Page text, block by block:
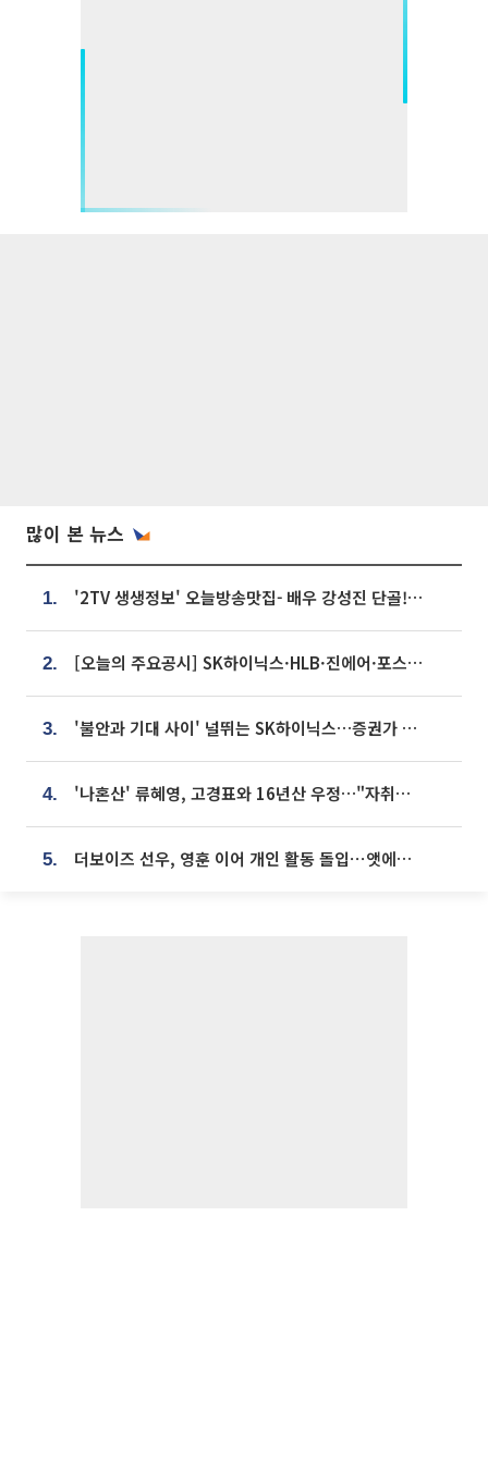
많이 본 뉴스
1. '2TV 생생정보' 오늘방송맛집- 배우 강성진 단골! 쌀국수ㆍ푸팟퐁 커리 맛집 '블○○○'
2. [오늘의 주요공시] SK하이닉스·HLB·진에어·포스코홀딩스·네이버·대우건설 등
3. '불안과 기대 사이' 널뛰는 SK하이닉스…증권가 "HBM4·LTA 기반 펀터멘털 견고"
4. '나혼산' 류혜영, 고경표와 16년산 우정…"자취방서 부모님과 마주쳐"
5. 더보이즈 선우, 영훈 이어 개인 활동 돌입⋯앳에어리어와 전속계약